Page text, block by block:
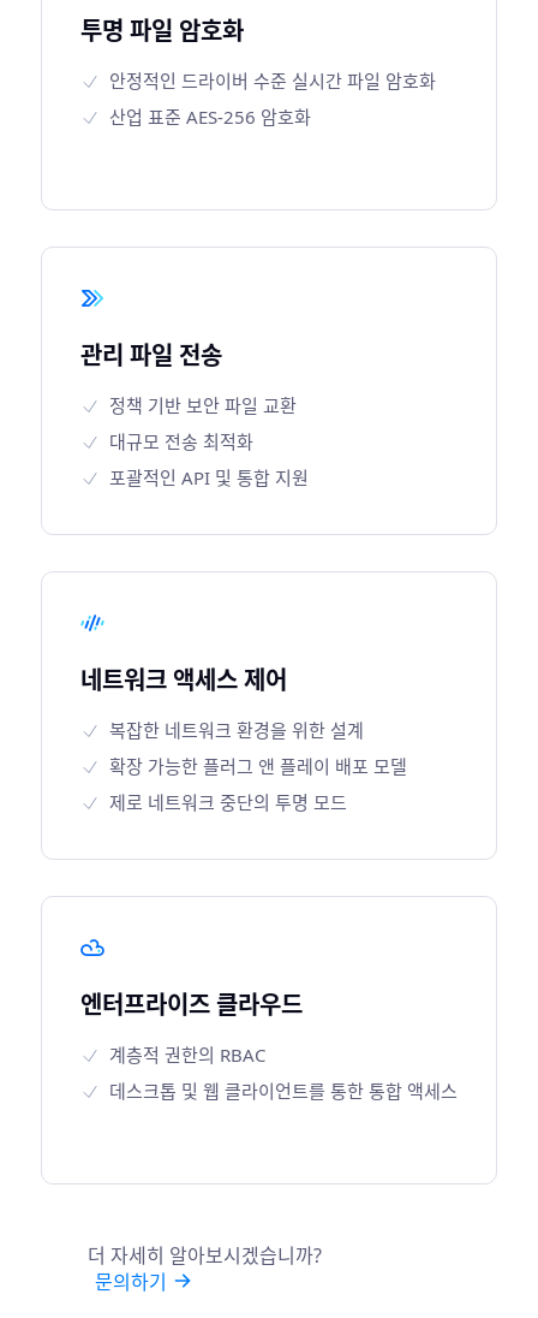
투명 파일 암호화
안정적인 드라이버 수준 실시간 파일 암호화
산업 표준 AES-256 암호화
관리 파일 전송
정책 기반 보안 파일 교환
대규모 전송 최적화
포괄적인 API 및 통합 지원
네트워크 액세스 제어
복잡한 네트워크 환경을 위한 설계
확장 가능한 플러그 앤 플레이 배포 모델
제로 네트워크 중단의 투명 모드
엔터프라이즈 클라우드
계층적 권한의 RBAC
데스크톱 및 웹 클라이언트를 통한 통합 액세스
더 자세히 알아보시겠습니까?
문의하기